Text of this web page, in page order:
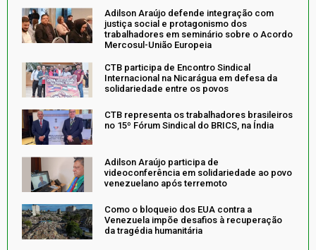
Adilson Araújo defende integração com
justiça social e protagonismo dos
trabalhadores em seminário sobre o Acordo
Mercosul-União Europeia
CTB participa de Encontro Sindical
Internacional na Nicarágua em defesa da
solidariedade entre os povos
CTB representa os trabalhadores brasileiros
no 15º Fórum Sindical do BRICS, na Índia
Adilson Araújo participa de
videoconferência em solidariedade ao povo
venezuelano após terremoto
Como o bloqueio dos EUA contra a
Venezuela impõe desafios à recuperação
da tragédia humanitária